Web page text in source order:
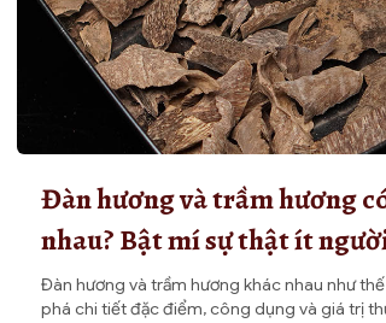
Đàn hương và trầm hương
nhau? Bật mí sự thật ít
Đàn hương và trầm hương khác nhau như
phá chi tiết đặc điểm, công dụng và giá trị